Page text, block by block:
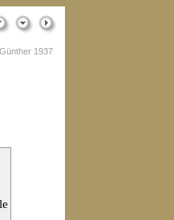
Günther 1937